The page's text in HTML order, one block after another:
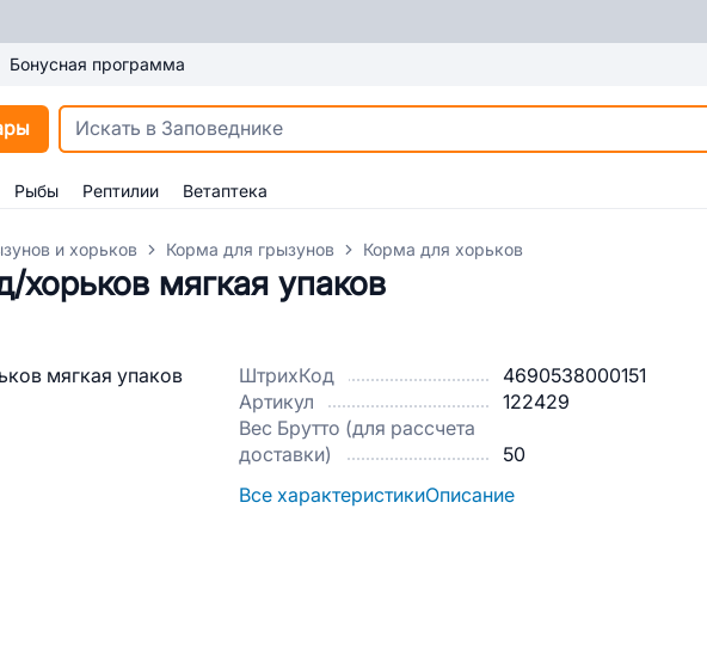
Бонусная программа
Рыбы Рептилии Ветаптека
и хорьков Корма для грызунов Корма для хорьков
хорьков мягкая упаков
ШтрихКод
4690538000151
Артикул
122429
Вес Брутто (для рассчета
доставки)
50
Все характеристикиОписание